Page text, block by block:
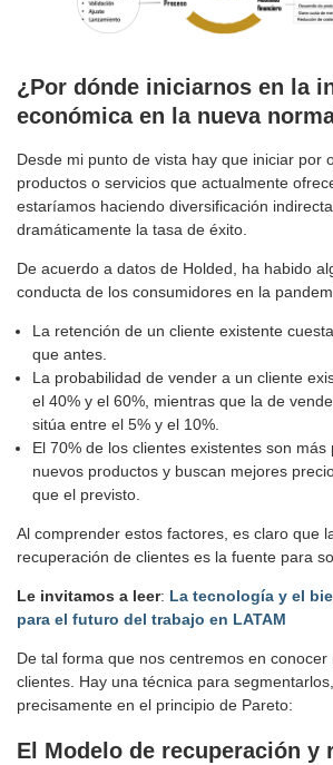
¿Por dónde iniciarnos en la
económica en la nueva
Desde mi punto de vista hay que iniciar por
productos o servicios que actualmente
estaríamos haciendo diversificación
dramáticamente la tasa de éxito.
De acuerdo a datos de Holded, ha habido
conducta de los consumidores en la
La retención de un cliente existente
que antes.
La probabilidad de vender a un cliente
el 40% y el 60%, mientras que la de
sitúa entre el 5% y el 10%.
El 70% de los clientes existentes son
nuevos productos y buscan mejores
que el previsto.
Al comprender estos factores, es claro que
recuperación de clientes es la fuente para
Le invitamos a leer: La tecnología y el
para el futuro del trabajo en LATAM
De tal forma que nos centremos en
clientes. Hay una técnica para
precisamente en el principio de Pareto:
El Modelo de recuperación y